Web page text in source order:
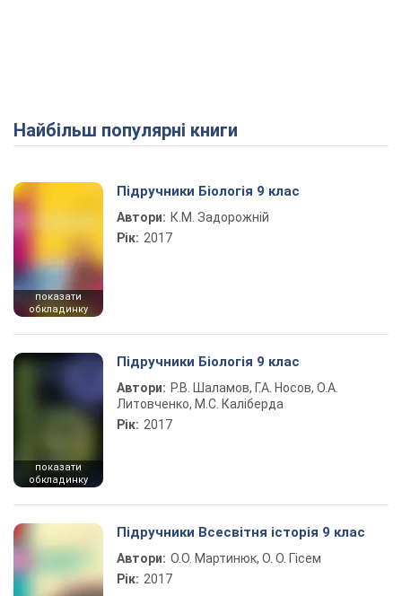
Найбільш популярні книги
показати
обкладинку
Підручники Біологія 9 клас
Автори: К.М. Задорожній
Рік: 2017
показати
обкладинку
Підручники Біологія 9 клас
Автори: Р.В. Шаламов, Г.А. Носов, О.А.
Литовченко, М.С. Каліберда
Рік: 2017
Підручники Всесвітня історія 9 клас
Автори: О.О. Мартинюк, О. О. Гісем
Рік: 2017